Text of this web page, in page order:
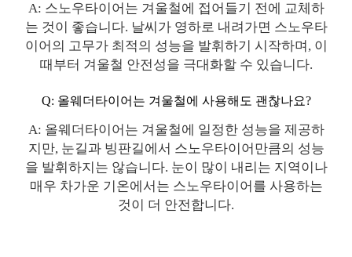
A: 스노우타이어는 겨울철에 접어들기 전에 교체하
는 것이 좋습니다. 날씨가 영하로 내려가면 스노우타
이어의 고무가 최적의 성능을 발휘하기 시작하며, 이
때부터 겨울철 안전성을 극대화할 수 있습니다.
Q: 올웨더타이어는 겨울철에 사용해도 괜찮나요?
A: 올웨더타이어는 겨울철에 일정한 성능을 제공하
지만, 눈길과 빙판길에서 스노우타이어만큼의 성능
을 발휘하지는 않습니다. 눈이 많이 내리는 지역이나
매우 차가운 기온에서는 스노우타이어를 사용하는
것이 더 안전합니다.